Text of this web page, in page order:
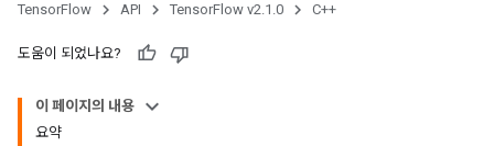
TensorFlow API TensorFlow v2.1.0 C++
도움이 되었나요?
이 페이지의 내용
요약